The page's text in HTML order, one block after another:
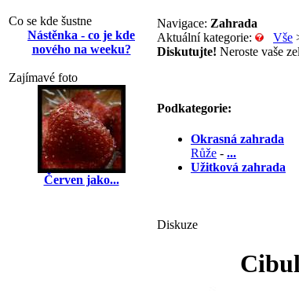
Co se kde šustne
Nástěnka - co je kde
nového na weeku?
Zajímavé foto
Červen jako...
Navigace: Zahrada
Aktuální kategorie: Vše
Diskutujte! Neroste vaše
Podkategorie:
Okrasná zahrada
Růže - ...
Užitková zahrada
Diskuze